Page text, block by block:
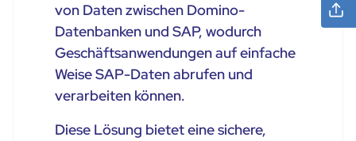
von Daten zwischen Domino-
Datenbanken und SAP, wodurch
Geschäftsanwendungen auf einfache
Weise SAP-Daten abrufen und
verarbeiten können.
Diese Lösung bietet eine sichere,